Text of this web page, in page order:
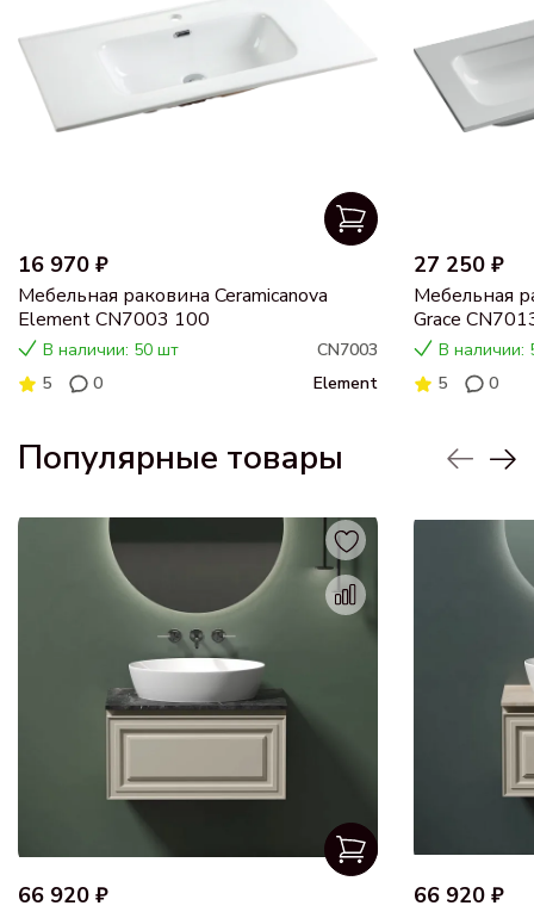
16 970 ₽
Мебельная раковина Ceramicanova
Element CN7003 100
В наличии: 50 шт
CN7003
5
0 Element
27 250 ₽
Мебельная
Grace
В наличии:
5
0
Популярные товары
66 920 ₽ 66 920 ₽